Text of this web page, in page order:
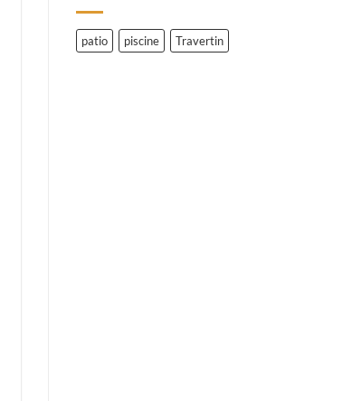
sa
pose
de
patio piscine Travertin